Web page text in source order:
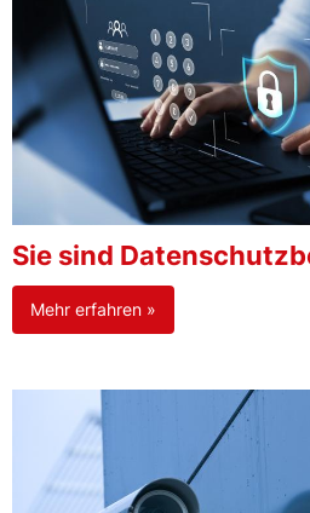
Sie sind
Mehr erfahren »